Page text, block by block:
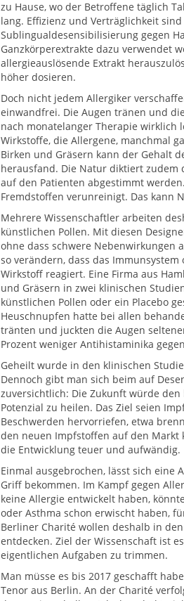
zu Hause, wo der Betroffene täglich
lang. Effizienz und Verträglichkeit
Sublingualdesensibilisierung gegen
Ganzkörperextrakte dazu verwendet
allergieauslösende Extrakt
höher dosieren.
Doch nicht jedem Allergiker
einwandfrei. Die Augen tränen und
nach monatelanger Therapie wirklich
Wirkstoffe, die Allergene, manchmal
Birken und Gräsern kann der Gehalt
herausfand. Die Natur diktiert
auf den Patienten abgestimmt
Fremdstoffen verunreinigt. Das kann
Mehrere Wissenschaftler arbeiten
künstlichen Pollen. Mit diesen
ohne dass schwere Nebenwirkungen
so verändern, dass das
Wirkstoff reagiert. Eine Firma aus
und Gräsern in zwei klinischen
künstlichen Pollen oder ein Placebo
Heuschnupfen hatte bei allen
tränten und juckten die Augen
Prozent weniger Antihistaminika
Geheilt wurde in den klinischen
Dennoch gibt man sich beim auf
zuversichtlich: Die Zukunft würde
Potenzial zu heilen. Das Ziel seien
Beschwerden hervorriefen, etwa
den neuen Impfstoffen auf den Markt
die Entwicklung teuer und aufwändig.
Einmal ausgebrochen, lässt sich
Griff bekommen. Im Kampf gegen
keine Allergie entwickelt haben,
oder Asthma schon erwischt haben,
Berliner Charité wollen deshalb in
entdecken. Ziel der Wissenschaft ist
eigentlichen Aufgaben zu trimmen.
Man müsse es bis 2017 geschafft
Tenor aus Berlin. An der Charité